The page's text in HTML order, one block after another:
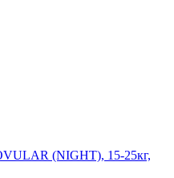
(NIGHT), 15-25кг,